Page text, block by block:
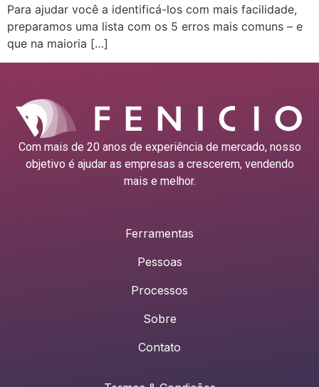
Para ajudar você a identificá-los com mais facilidade,
preparamos uma lista com os 5 erros mais comuns – e
que na maioria […]
Com mais de 20 anos de experiência de mercado, nosso
objetivo é ajudar as empresas a crescerem, vendendo
mais e melhor.
Ferramentas
Pessoas
Processos
Sobre
Contato